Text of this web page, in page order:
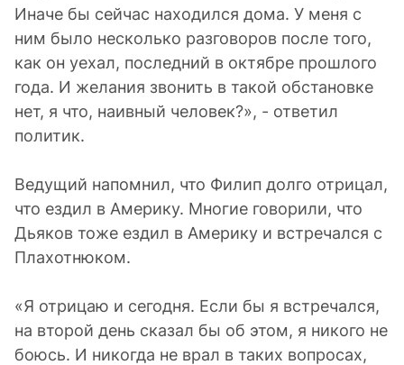
Иначе бы сейчас находился дома. У меня с
ним было несколько разговоров после того,
как он уехал, последний в октябре прошлого
года. И желания звонить в такой обстановке
нет, я что, наивный человек?», - ответил
политик.
Ведущий напомнил, что Филип долго отрицал,
что ездил в Америку. Многие говорили, что
Дьяков тоже ездил в Америку и встречался с
Плахотнюком.
«Я отрицаю и сегодня. Если бы я встречался,
на второй день сказал бы об этом, я никого не
боюсь. И никогда не врал в таких вопросах,